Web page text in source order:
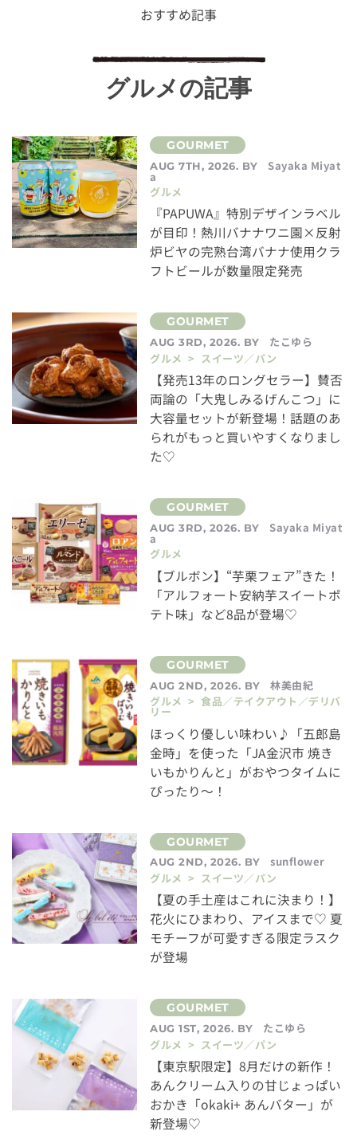
おすすめ記事
グルメの記事
AUG 7TH, 2026. BY Sayaka Miyat
a
グルメ
『PAPUWA』特別デザインラベル
が目印！熱川バナナワニ園×反射
炉ビヤの完熟台湾バナナ使用クラ
フトビールが数量限定発売
AUG 3RD, 2026. BY
たこゆら
グルメ > スイーツ／パン
【発売13年のロングセラー】賛否
両論の「大鬼しみるげんこつ」に
大容量セットが新登場！話題のあ
られがもっと買いやすくなりまし
た♡
AUG 3RD, 2026. BY Sayaka Miyat
a
グルメ
【ブルボン】“芋栗フェア”きた！
「アルフォート安納芋スイートポ
テト味」など8品が登場♡
AUG 2ND, 2026. BY
林美由紀
グルメ > 食品／テイクアウト／デリバ
リー
ほっくり優しい味わい♪「五郎島
金時」を使った「JA金沢市 焼き
いもかりんと」がおやつタイムに
ぴったり～！
AUG 2ND, 2026. BY
sunflower
グルメ > スイーツ／パン
【夏の手土産はこれに決まり！】
花火にひまわり、アイスまで♡ 夏
モチーフが可愛すぎる限定ラスク
が登場
AUG 1ST, 2026. BY
たこゆら
グルメ > スイーツ／パン
【東京駅限定】8月だけの新作！
あんクリーム入りの甘じょっぱい
おかき「okaki+ あんバター」が
新登場♡